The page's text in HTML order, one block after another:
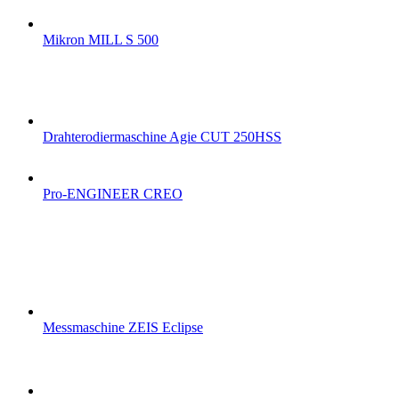
Mikron MILL S 500
Drahterodiermaschine Agie CUT 250HSS
Pro-ENGINEER CREO
Messmaschine ZEIS Eclipse